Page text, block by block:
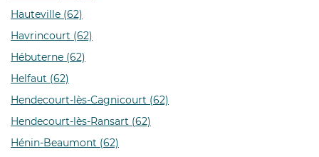
Hauteville (62)
Havrincourt (62)
Hébuterne (62)
Helfaut (62)
Hendecourt-lès-Cagnicourt (62)
Hendecourt-lès-Ransart (62)
Hénin-Beaumont (62)